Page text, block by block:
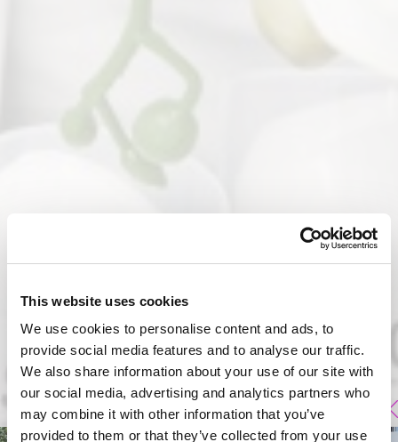
This website uses cookies
We use cookies to personalise content and ads, to
provide social media features and to analyse our traffic.
We also share information about your use of our site with
our social media, advertising and analytics partners who
may combine it with other information that you’ve
provided to them or that they’ve collected from your use